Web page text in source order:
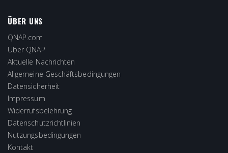
ÜBER UNS
QNAP.com
Über QNAP
Aktuelle Nachrichten
Allgemeine Geschäftsbedingungen
Datensicherheit
Impressum
Widerrufsbelehrung
Datenschutzrichtlinien
Nutzungsbedingungen
Kontakt